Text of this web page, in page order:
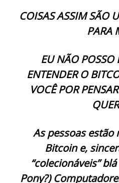
COISAS ASSIM SÃO
PARA
EU NÃO
ENTENDER O
VOCÊ POR
As pessoas estão
Bitcoin e,
“colecionáveis”
Pony?)